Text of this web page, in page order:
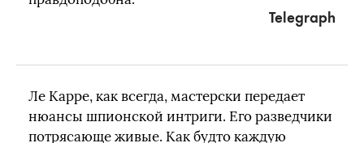
Telegraph
Ле Карре, как всегда, мастерски передает
нюансы шпионской интриги. Его разведчики
потрясающе живые. Как будто каждую